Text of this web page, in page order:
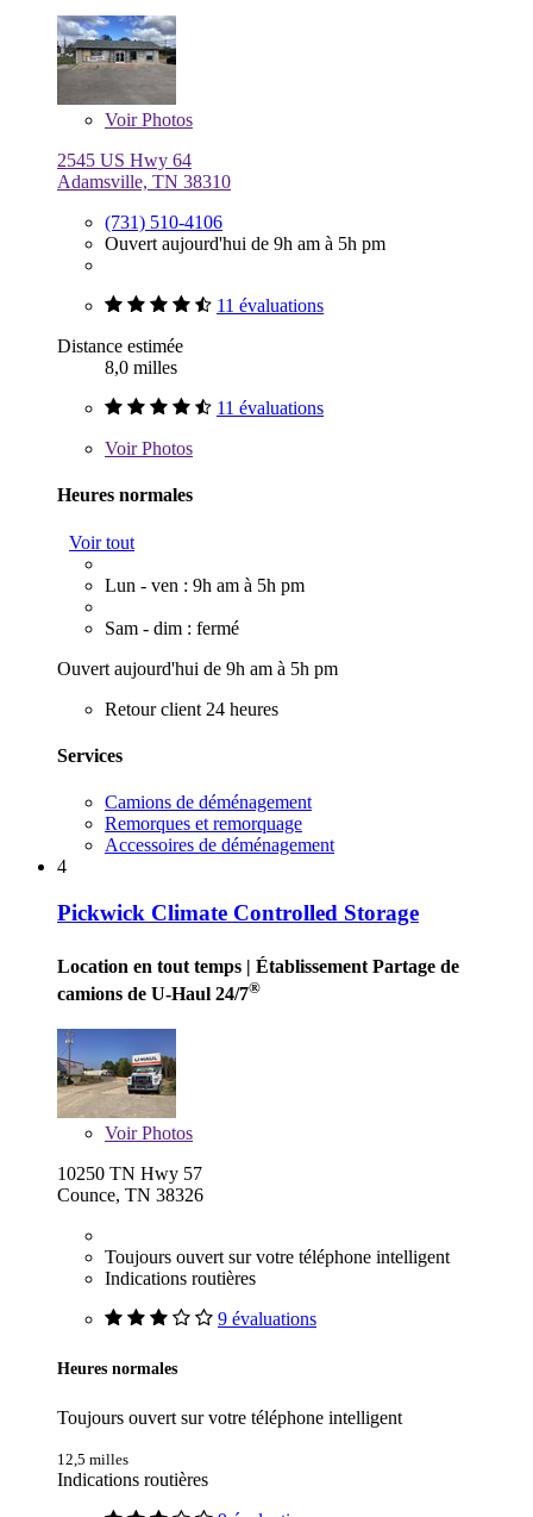
VoirPhotos
2545 US Hwy 64
Adamsville, TN 38310
(731) 510-4106
Ouvert aujourd'hui de 9h am à 5h pm
11 évaluations
Distance estimée
8,0 milles
11 évaluations
VoirPhotos
Heures normales
Voir tout
Lun - ven : 9h am à 5h pm
Sam - dim : fermé
Ouvert aujourd'hui de 9h am à 5h pm
Retour client 24 heures
Services
Camions de déménagement
Remorques et remorquage
Accessoires de déménagement
4
Pickwick Climate Controlled Storage
Location en tout temps | Établissement Partage de
camions de U-Haul 24/7®
VoirPhotos
10250 TN Hwy 57
Counce, TN 38326
Toujours ouvert sur votre téléphone intelligent
Indications routières
9 évaluations
Heures normales
Toujours ouvert sur votre téléphone intelligent
12,5 milles
Indications routières